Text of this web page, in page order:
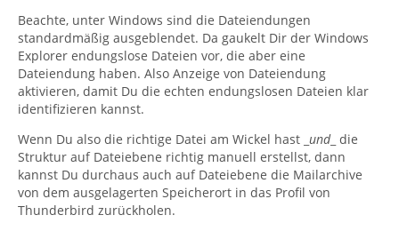
Beachte, unter Windows sind die Dateiendungen
standardmäßig ausgeblendet. Da gaukelt Dir der Windows
Explorer endungslose Dateien vor, die aber eine
Dateiendung haben. Also Anzeige von Dateiendung
aktivieren, damit Du die echten endungslosen Dateien klar
identifizieren kannst.
Wenn Du also die richtige Datei am Wickel hast _ und_ die
Struktur auf Dateiebene richtig manuell erstellst, dann
kannst Du durchaus auch auf Dateiebene die Mailarchive
von dem ausgelagerten Speicherort in das Profil von
Thunderbird zurückholen.